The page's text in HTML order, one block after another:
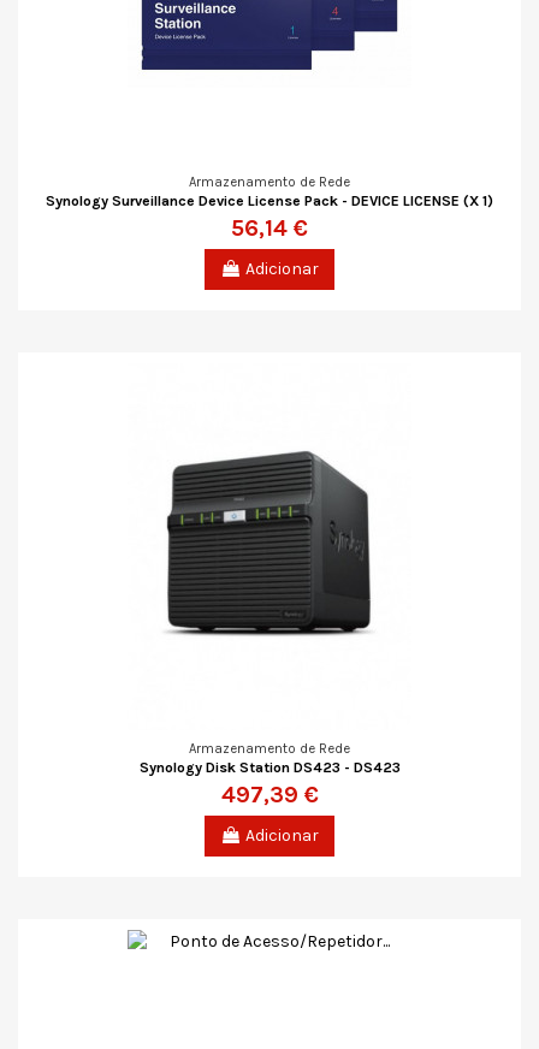
Armazenamento de Rede
Synology Surveillance Device License Pack - DEVICE LICENSE (X 1)
56,14 €
Adicionar
Armazenamento de Rede
Synology Disk Station DS423 - DS423
497,39 €
Adicionar